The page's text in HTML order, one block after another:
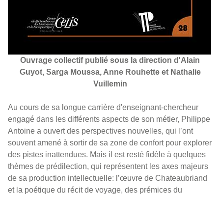
Ouvrage collectif publié sous la direction d'Alain
Guyot, Sarga Moussa, Anne Rouhette et Nathalie
Vuillemin
Au cours de sa longue carrière d'enseignant-chercheur
engagé dans les différents aspects de son métier, Philippe
Antoine a ouvert des perspectives nouvelles, qui l’ont
souvent amené à sortir de sa zone de confort pour explorer
des pistes inattendues. Mais il est resté fidèle à quelques
thèmes de prédilection, qui représentent les axes majeurs
de sa production intellectuelle: l’œuvre de Chateaubriand
et la poétique du récit de voyage, des prémices du